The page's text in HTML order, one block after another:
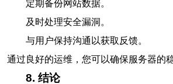
定期备份网站数据。
及时处理安全漏洞。
与用户保持沟通以获取反馈。
通过良好的运维，您可以确保服务器的
8. 结论